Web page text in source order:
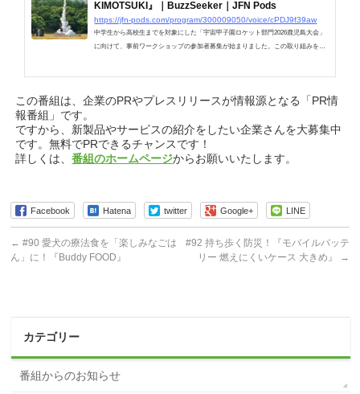
KIMOTSUKI』｜BuzzSeeker｜JFN Pods
https://jfn-pods.com/program/300009050/voice/cPDJ9f39aw
中学生から高校生までを対象にした「宇宙甲子園ロケット部門2026鹿児島大会」
に向けて、事前ワークショップの参加者募集が始まりました。この取り組みを進
この番組は、企業のPRやプレスリリースが情報源となる「PR情
報番組」です。
ですから、新製品やサービスの紹介をしたい企業さんを大募集中
です。無料でPRできるチャンスです！
詳しくは、番組のホームページからお願いいたします。
Facebook Hatena twitter Google+ LINE
← #90 愛犬の療法食を「楽しみなごは
ん」に！『Buddy FOOD』
#92 持ち歩く防災！『モバイルバッテ
リー 燃えにくいケース 大きめ』
→
カテゴリー
番組からのお知らせ